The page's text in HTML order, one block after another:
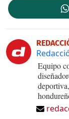
Equipo